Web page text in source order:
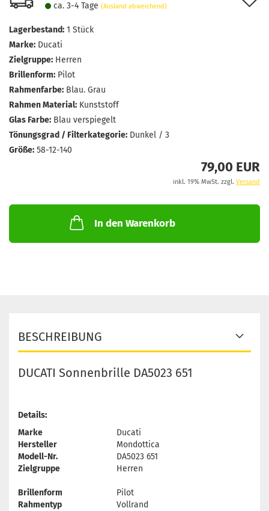
ca. 3-4 Tage (Ausland abweichend)
Lagerbestand: 1 Stück
Marke: Ducati
Zielgruppe: Herren
Brillenform: Pilot
Rahmenfarbe: Blau. Grau
Rahmen Material: Kunststoff
Glas Farbe: Blau verspiegelt
Tönungsgrad / Filterkategorie: Dunkel / 3
Größe: 58-12-140
79,00 EUR
inkl. 19% MwSt. zzgl. Versand
In den Warenkorb
BESCHREIBUNG
DUCATI Sonnenbrille DA5023 651
Details:
Marke
Ducati
Hersteller
Mondottica
Modell-Nr.
DA5023 651
Zielgruppe
Herren
Brillenform
Pilot
Rahmentyp
Vollrand